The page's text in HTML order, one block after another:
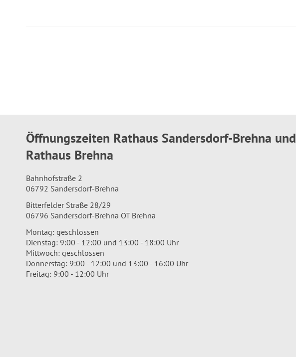
Öffnungszeiten Rathaus Sandersdorf-Brehna und
Rathaus Brehna
Bahnhofstraße 2
06792 Sandersdorf-Brehna
Bitterfelder Straße 28/29
06796 Sandersdorf-Brehna OT Brehna
Montag: geschlossen
Dienstag: 9:00 - 12:00 und 13:00 - 18:00 Uhr
Mittwoch: geschlossen
Donnerstag: 9:00 - 12:00 und 13:00 - 16:00 Uhr
Freitag: 9:00 - 12:00 Uhr